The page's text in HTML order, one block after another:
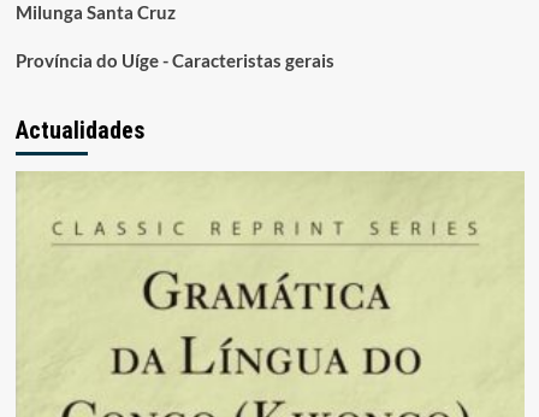
Milunga Santa Cruz
Província do Uíge - Caracteristas gerais
Actualidades